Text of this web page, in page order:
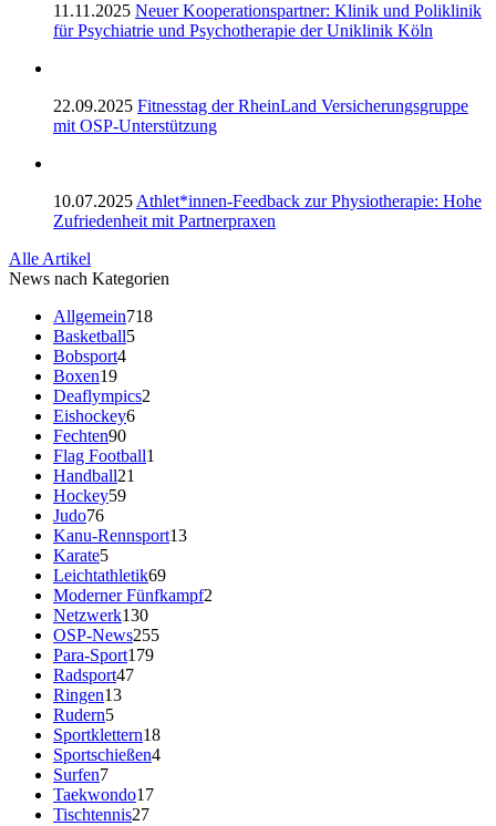
11.11.2025 Neuer Kooperationspartner: Klinik und Poliklinik
für Psychiatrie und Psychotherapie der Uniklinik Köln
22.09.2025 Fitnesstag der RheinLand Versicherungsgruppe
mit OSP-Unterstützung
10.07.2025 Athlet*innen-Feedback zur Physiotherapie: Hohe
Zufriedenheit mit Partnerpraxen
Alle Artikel
News nach Kategorien
Allgemein718
Basketball5
Bobsport4
Boxen19
Deaflympics2
Eishockey6
Fechten90
Flag Football1
Handball21
Hockey59
Judo76
Kanu-Rennsport13
Karate5
Leichtathletik69
Moderner Fünfkampf2
Netzwerk130
OSP-News255
Para-Sport179
Radsport47
Ringen13
Rudern5
Sportklettern18
Sportschießen4
Surfen7
Taekwondo17
Tischtennis27